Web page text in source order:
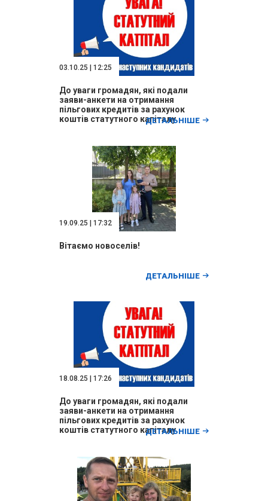
03.10.25 | 12:25
До уваги громадян, які подали
заяви-анкети на отримання
пільгових кредитів за рахунок
коштів статутного капіталу
ДЕТАЛЬНІШЕ
19.09.25 | 17:32
Вітаємо новоселів!
ДЕТАЛЬНІШЕ
18.08.25 | 17:26
До уваги громадян, які подали
заяви-анкети на отримання
пільгових кредитів за рахунок
коштів статутного капіталу
ДЕТАЛЬНІШЕ